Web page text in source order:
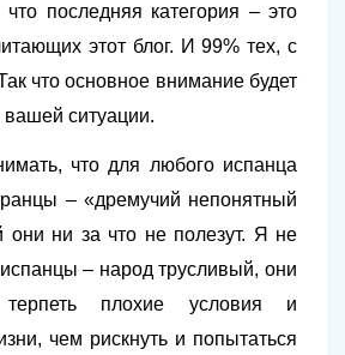
последняя категория – это
этот блог. И 99% тех, с
что основное внимание будет
ситуации.
что для любого испанца
– «дремучий непонятный
они ни за что не полезут. Я не
– народ трусливый, они
терпеть плохие условия и
чем рискнуть и попытаться